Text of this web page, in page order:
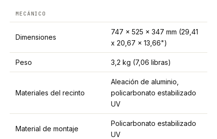
MECÁNICO
Dimensiones
747 x 525 x 347 mm (29,41
x 20,67 x 13,66")
Peso 3,2 kg (7,06 libras)
Materiales del recinto
Aleación de aluminio,
policarbonato estabilizado
UV
Material de montaje
Policarbonato estabilizado
UV